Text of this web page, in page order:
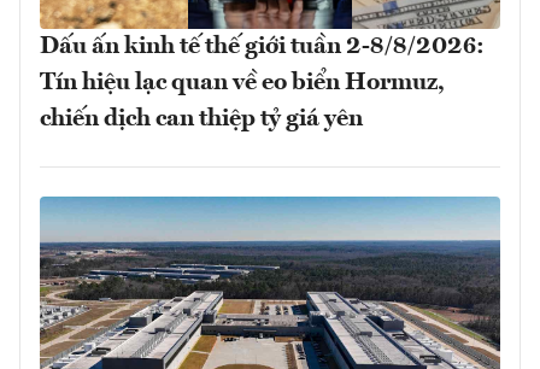
Dấu ấn kinh tế thế giới tuần 2-8/8/2026:
Tín hiệu lạc quan về eo biển Hormuz,
chiến dịch can thiệp tỷ giá yên